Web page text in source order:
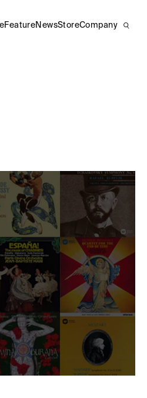
Feature NewsStoreCompany